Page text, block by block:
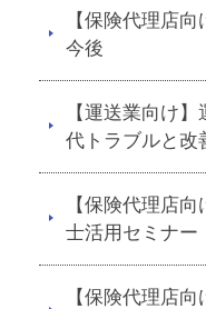
【保険代理店
今後
【運送業向け
代トラブルと改
【保険代理店
士活用セミナー
【保険代理店